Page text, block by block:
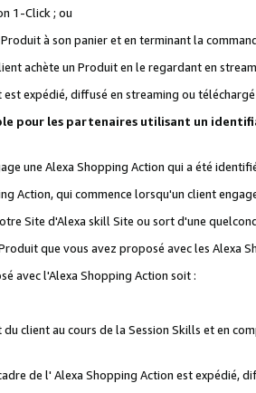
1-Click ; ou
à son panier et en terminant la
achète un Produit en le regardant en
expédié, diffusé en streaming ou
pour les partenaires utilisant un
une Alexa Shopping Action qui a été
Action, qui commence lorsqu'un client
Site d'Alexa skill Site ou sort d'une
que vous avez proposé avec les Alexa
avec l'Alexa Shopping Action soit :
client au cours de la Session Skills et en
de l' Alexa Shopping Action est expédié,